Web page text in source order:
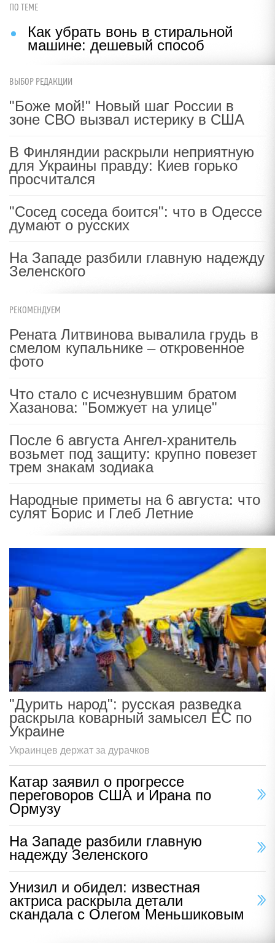
ПО ТЕМЕ
Как убрать вонь в стиральной
машине: дешевый способ
ВЫБОР РЕДАКЦИИ
"Боже мой!" Новый шаг России в
зоне СВО вызвал истерику в США
В Финляндии раскрыли неприятную
для Украины правду: Киев горько
просчитался
"Сосед соседа боится": что в Одессе
думают о русских
На Западе разбили главную надежду
Зеленского
РЕКОМЕНДУЕМ
Рената Литвинова вывалила грудь в
смелом купальнике – откровенное
фото
Что стало с исчезнувшим братом
Хазанова: "Бомжует на улице"
После 6 августа Ангел-хранитель
возьмет под защиту: крупно повезет
трем знакам зодиака
Народные приметы на 6 августа: что
сулят Борис и Глеб Летние
"Дурить народ": русская разведка
раскрыла коварный замысел ЕС по
Украине
Украинцев держат за дурачков
Катар заявил о прогрессе
переговоров США и Ирана по
Ормузу
На Западе разбили главную
надежду Зеленского
Унизил и обидел: известная
актриса раскрыла детали
скандала с Олегом Меньшиковым